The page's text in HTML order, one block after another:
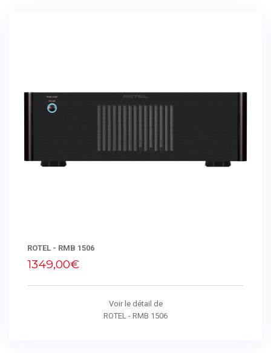
ROTEL - RMB 1506
1349,00€
Voir le détail de
ROTEL - RMB 1506